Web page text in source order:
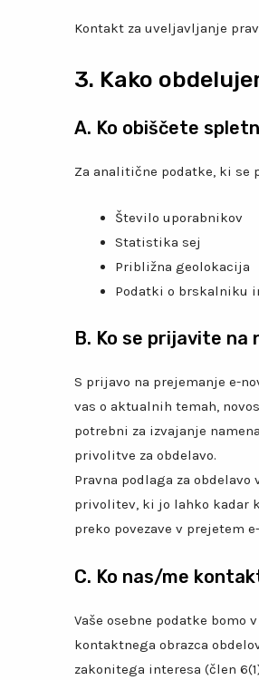
Kontakt za uveljavljanje
3. Kako
A. Ko obiščete
Za analitične podatke, ki se
Število uporabnikov
Statistika sej
Približna geolokacija
Podatki o brskalniku
B. Ko se prijavite na
S prijavo na prejemanje e-
vas o aktualnih temah,
potrebni za izvajanje
privolitve za obdelavo.
Pravna podlaga za obdelavo
privolitev, ki jo lahko kadar
preko povezave v prejetem
C. Ko nas/me
Vaše osebne podatke
kontaktnega obrazca
zakonitega interesa (člen